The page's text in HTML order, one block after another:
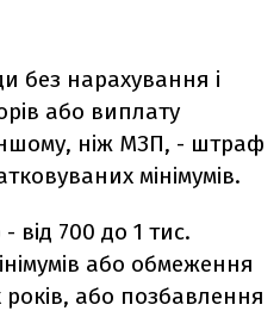
без нарахування і
або виплату
ніж МЗП, - штраф
мінімумів.
від 700 до 1 тис.
або обмеження
років, або позбавлення